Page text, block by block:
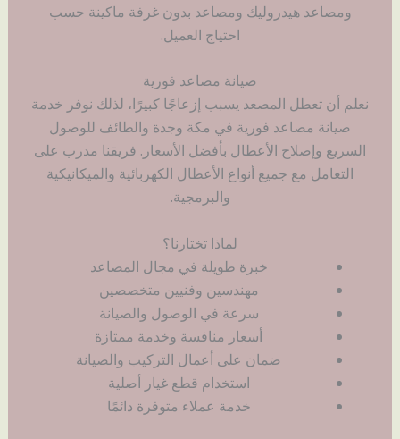
ومصاعد هيدروليك ومصاعد بدون غرفة ماكينة حسب
احتياج العميل.
صيانة مصاعد فورية
نعلم أن تعطل المصعد يسبب إزعاجًا كبيرًا، لذلك نوفر خدمة
صيانة مصاعد فورية في مكة وجدة والطائف للوصول
السريع وإصلاح الأعطال بأفضل الأسعار. فريقنا مدرب على
التعامل مع جميع أنواع الأعطال الكهربائية والميكانيكية
والبرمجية.
لماذا تختارنا؟
خبرة طويلة في مجال المصاعد
مهندسين وفنيين متخصصين
سرعة في الوصول والصيانة
أسعار منافسة وخدمة ممتازة
ضمان على أعمال التركيب والصيانة
استخدام قطع غيار أصلية
خدمة عملاء متوفرة دائمًا